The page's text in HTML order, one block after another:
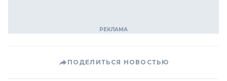
ПОДЕЛИТЬСЯ НОВОСТЬЮ